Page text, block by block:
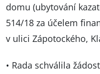
domu (ubytování
514/18 za účelem
v ulici Zápotockého,
• Rada schválila